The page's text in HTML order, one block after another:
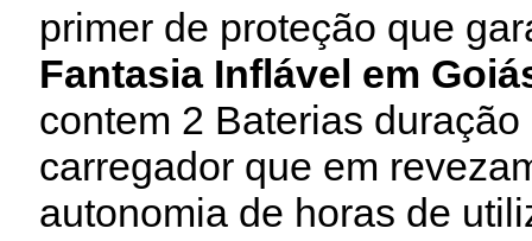
primer de proteção que
Fantasia Inflável em
contem 2 Baterias
carregador que em
autonomia de horas de